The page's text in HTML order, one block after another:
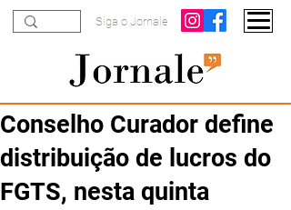
Siga o Jornale
Conselho Curador define
distribuição de lucros do
FGTS, nesta quinta